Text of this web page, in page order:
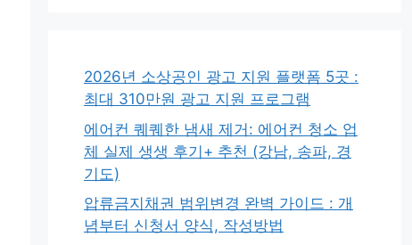
2026년 소상공인 광고 지원 플랫폼 5곳 :
최대 310만원 광고 지원 프로그램
에어컨 퀘퀘한 냄새 제거: 에어컨 청소 업
체 실제 생생 후기+ 추천 (강남, 송파, 경
기도)
압류금지채권 범위변경 완벽 가이드 : 개
념부터 신청서 양식, 작성방법